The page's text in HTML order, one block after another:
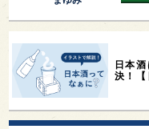
日本
決！【